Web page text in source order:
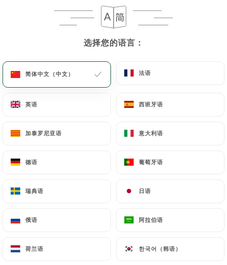
选择您的语言：
简体中文（中文） 法语
英语 西班牙语
加泰罗尼亚语 意大利语
德语 葡萄牙语
瑞典语 日语
俄语 阿拉伯语
荷兰语 한국어（韩语）
选择您的语言：
简体中文（中文） 法语
英语 西班牙语
加泰罗尼亚语 意大利语
德语 葡萄牙语
瑞典语 日语
俄语 阿拉伯语
荷兰语 한국어（韩语）